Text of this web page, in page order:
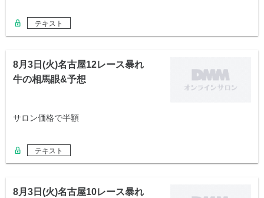
テキスト
8月3日(火)名古屋12レース暴れ
牛の相馬眼&予想
サロン価格で半額
テキスト
8月3日(火)名古屋10レース暴れ